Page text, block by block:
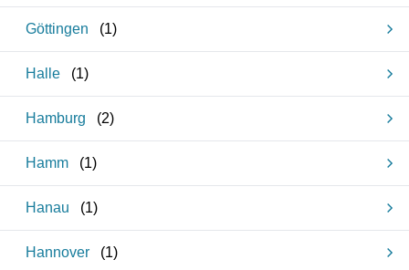
Göttingen (1)
Halle (1)
Hamburg (2)
Hamm (1)
Hanau (1)
Hannover (1)